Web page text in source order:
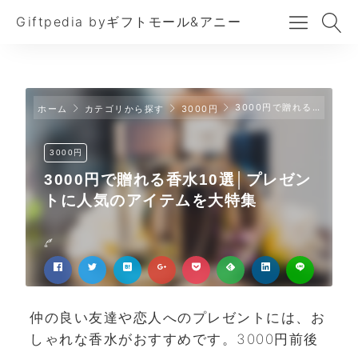
Giftpedia byギフトモール&アニー
ホーム カテゴリから探す 3000円 3000円で贈れる香水10選│プレゼントに人気のアイテムを大特集
3000円
3000円で贈れる香水10選│プレゼン
トに人気のアイテムを大特集
仲の良い友達や恋人へのプレゼントには、お
しゃれな香水がおすすめです。3000円前後